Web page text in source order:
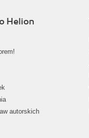
Helion
autorskich